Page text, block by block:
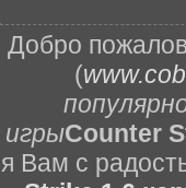
Добро
(
игрыCounter
я Вам с